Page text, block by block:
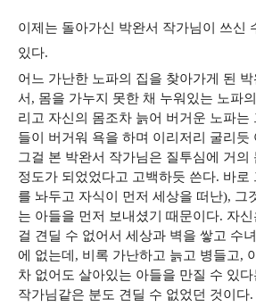
이제는 돌아가신 박완서 작가님이 쓰신
있다.
어느 가난한 노파의 집을 찾아가게 된 박
서, 몸을 가누지 못한 채 누워있는 노파
리고 자신의 몸조차 늙어 버거운 노파는
들이 버거워 욕을 하며 이리저리 굴리듯
그걸 본 박완서 작가님은 질투심에 거의
정도가 되었었다고 고백하듯 쓴다. 바로
를 놔두고 자식이 먼저 세상을 떠난), 그
는 아들을 먼저 보내셨기 때문이다. 자
걸 견딜 수 없어서 세상과 벽을 쌓고 수
에 없는데, 비록 가난하고 늙고 병들고,
차 없어도 살아있는 아들을 만질 수 있
작가님같은 분도 견딜 수 없었던 것이다.